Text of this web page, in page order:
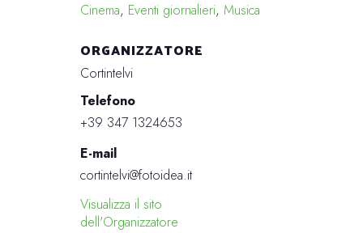
Cinema, Eventi giornalieri, Musica
ORGANIZZATORE
Cortintelvi
Telefono
+39 347 1324653
E-mail
cortintelvi@fotoidea.it
Visualizza il sito
dell'Organizzatore